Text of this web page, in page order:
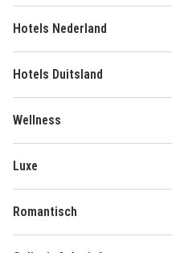
Hotels Nederland
Hotels Duitsland
Wellness
Luxe
Romantisch